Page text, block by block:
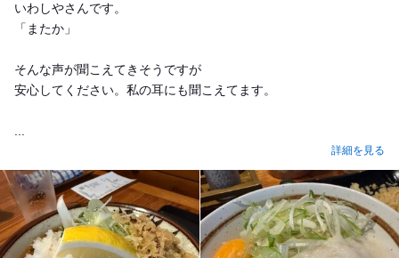
いわしやさんです。
「またか」
そんな声が聞こえてきそうですが
安心してください。私の耳にも聞こえてます。
...
詳細を見る